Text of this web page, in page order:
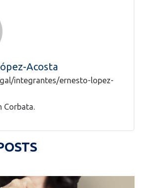
Acosta
integrantes/ernesto-lopez-
Corbata.